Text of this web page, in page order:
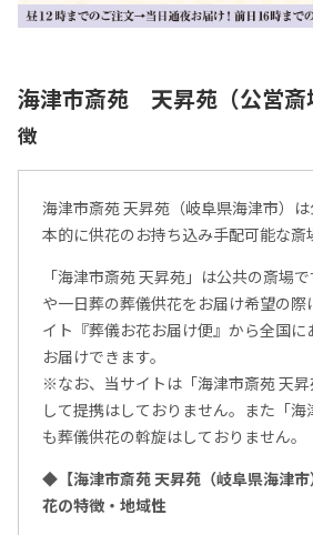
海津市斎苑 天昇苑（公営斎
徴
海津市斎苑 天昇苑（岐阜県海津市）
本的に供花のお持ち込み手配可能な斎
「海津市斎苑 天昇苑」は公共の斎場
や一日葬の葬儀供花をお届け希望の際
イト『葬儀お花お届け便』から全国に
お届けできます。
※なお、当サイトは「海津市斎苑 天
して提携はしておりません。また「
も葬儀供花の斡旋はしておりません。
◆【海津市斎苑 天昇苑（岐阜県海津
花の特徴・地域性